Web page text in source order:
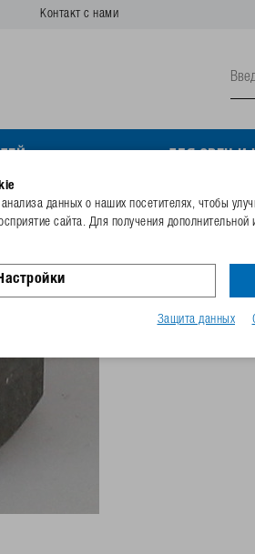
Контакт с нами
данных о наших посетителях, чтобы
сайта. Для получения
Защита данных